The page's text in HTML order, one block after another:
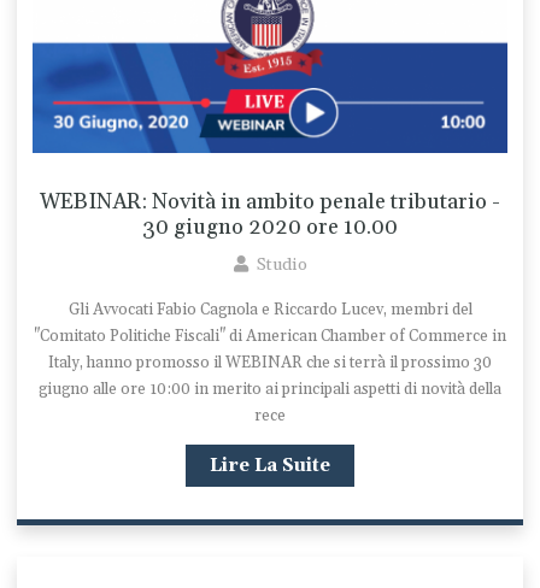
WEBINAR: Novità in ambito penale tributario -
30 giugno 2020 ore 10.00
Studio
Gli Avvocati Fabio Cagnola e Riccardo Lucev, membri del
"Comitato Politiche Fiscali" di American Chamber of Commerce in
Italy, hanno promosso il WEBINAR che si terrà il prossimo 30
giugno alle ore 10:00 in merito ai principali aspetti di novità della
rece
Lire La Suite